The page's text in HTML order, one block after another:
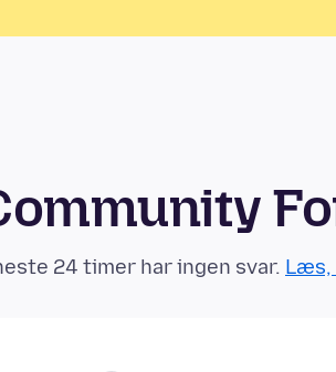
24 timer har ingen svar. Læs,